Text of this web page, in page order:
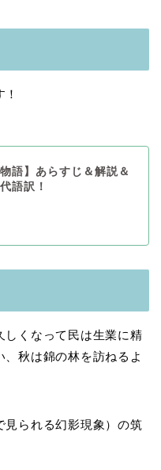
物語】あらすじ＆解説＆
語訳！
しくなって民は生業に精
秋は錦の林を訪ねるよ
見られる幻影現象）の筑